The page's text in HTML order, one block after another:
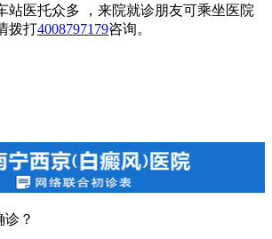
站医托众多 ，来院就诊朋友可乘坐医院
拨打4008797179咨询。
诊？